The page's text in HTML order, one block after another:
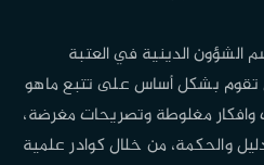
الشؤون الدينية في العتبة
تقوم بشكل أساس على تتبع ماهو
مغلوطة وتصريحات مغرضة،
والحكمة، من خلال كوادر علمية